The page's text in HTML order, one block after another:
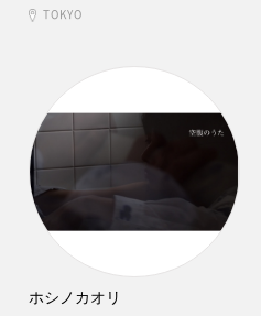
TOKYO
ホシノカオリ